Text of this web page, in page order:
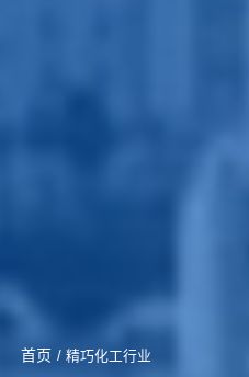
首页 / 精巧化工行业